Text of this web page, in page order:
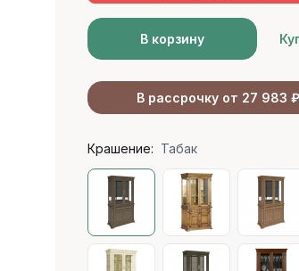
В корзину
В рассрочку от 27 983
Крашение: Табак